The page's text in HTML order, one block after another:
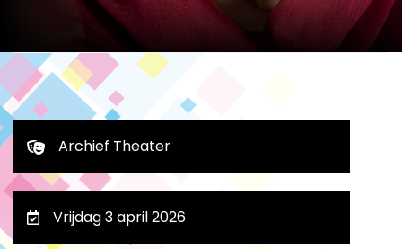
Archief Theater
Vrijdag 3 april 2026